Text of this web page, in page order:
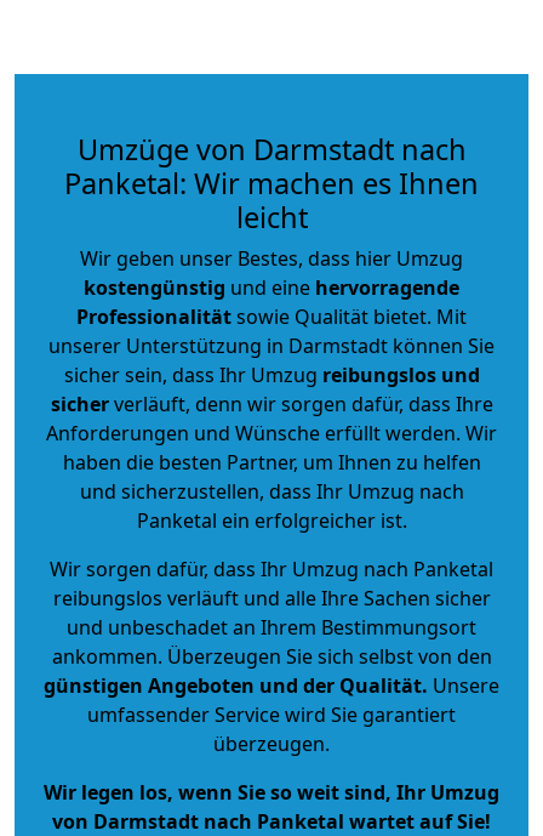
Umzüge von Darmstadt nach
Panketal: Wir machen es Ihnen
leicht
Wir geben unser Bestes, dass hier Umzug
kostengünstig und eine hervorragende
Professionalitätsowie Qualität bietet. Mit
unserer Unterstützung in Darmstadt können Sie
sicher sein, dass Ihr Umzug reibungslos und
sicherverläuft, denn wir sorgen dafür, dass Ihre
Anforderungen und Wünsche erfüllt werden. Wir
haben die besten Partner, um Ihnen zu helfen
und sicherzustellen, dass Ihr Umzug nach
Panketal ein erfolgreicher ist.
Wir sorgen dafür, dass Ihr Umzug nach Panketal
reibungslos verläuft und alle Ihre Sachen sicher
und unbeschadet an Ihrem Bestimmungsort
ankommen. Überzeugen Sie sich selbst von den
günstigen Angeboten und der Qualität. Unsere
umfassender Service wird Sie garantiert
überzeugen.
Wir legen los, wenn Sie so weit sind, Ihr Umzug
von Darmstadt nach Panketal wartet auf Sie!